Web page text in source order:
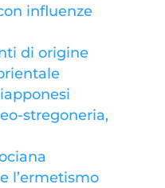
influenze
di origine
stregoneria,
l’ermetismo